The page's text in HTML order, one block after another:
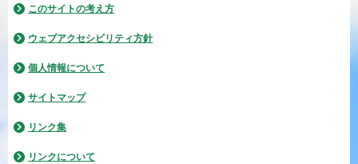
このサイトの考え方
ウェブアクセシビリティ方針
個人情報について
サイトマップ
リンク集
リンクについて